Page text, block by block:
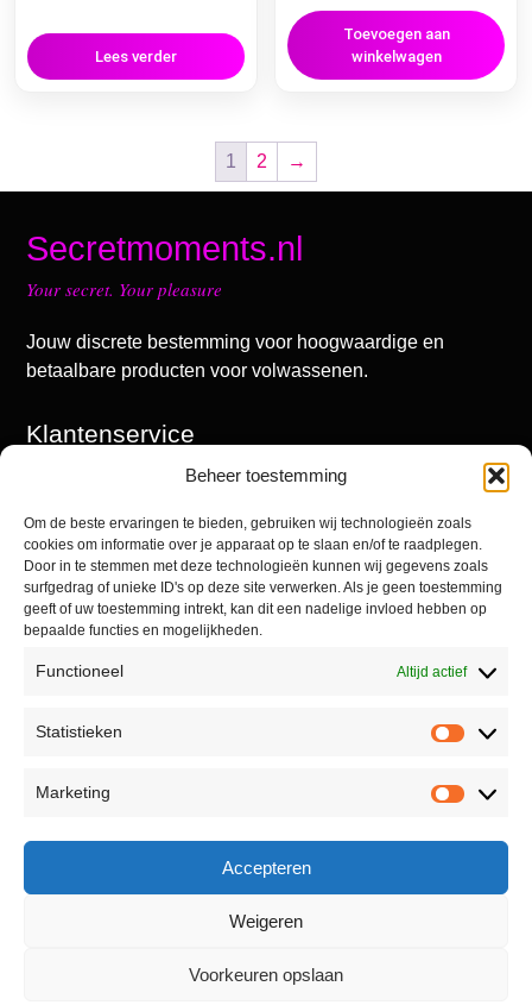
Beheer toestemming
Om de beste ervaringen te bieden, gebruiken wij technologieën zoals
cookies om informatie over je apparaat op te slaan en/of te raadplegen.
Door in te stemmen met deze technologieën kunnen wij gegevens zoals
surfgedrag of unieke ID's op deze site verwerken. Als je geen toestemming
geeft of uw toestemming intrekt, kan dit een nadelige invloed hebben op
bepaalde functies en mogelijkheden.
Functioneel Altijd actief
Statistieken
Marketing
Accepteren
Weigeren
Voorkeuren opslaan
Lees verder
Toevoegen aan
winkelwagen
1 2 →
Secretmoments.nl
Your secret. Your pleasure
Jouw discrete bestemming voor hoogwaardige en
betaalbare producten voor volwassenen.
Klantenservice
Winkel
Contact
Informatie
Privacyverklaring
© 2026 - Secret Moments | Powered by Webs en Systems